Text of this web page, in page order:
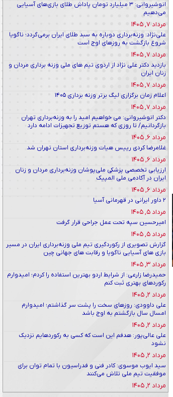
انوشیروانی: ۳ میلیارد تومان پاداش طلای بازی‌های آسیایی
می‌دهیم
مرداد ۷, ۱۴۰۵
علی‌نژاد: وزنه‌برداری دوباره به سبد طلای ایران برمی‌گردد؛ ناگویا
شروع بازگشت به روزهای اوج است
مرداد ۷, ۱۴۰۵
بازدید دکتر علی نژاد از اردوی تیم های ملی وزنه برداری مردان و
زنان ایران
مرداد ۷, ۱۴۰۵
اعلام زمان برگزاری لیگ برتر وزنه برداری ۱۴۰۵
مرداد ۷, ۱۴۰۵
دکتر انوشیروانی: می خواهیم امید را به وزنه‌برداری تهران
بازگردانیم/ تا روزی که هستم توزیع تجهیزات ادامه دارد
مرداد ۶, ۱۴۰۵
غلامرضا کردی رییس هیات وزنه‌برداری استان تهران شد
مرداد ۶, ۱۴۰۵
ارزیابی تخصصی پزشکی ملی‌پوشان وزنه‌برداری مردان و زنان
ایران در آکادمی ملی المپیک
مرداد ۶, ۱۴۰۵
۲ داور ایرانی در قهرمانی آسیا
مرداد ۵, ۱۴۰۵
امیرحسین سپه تحت عمل جراحی قرار گرفت
مرداد ۵, ۱۴۰۵
گزارش تصویری از رکوردگیری تیم ملی وزنه‌برداری ایران در مسیر
بازی های آسیایی ناگویا و رقابت های جهانی چین
مرداد ۳, ۱۴۰۵
حمیدرضا زارعی: از شرایط اردو بهترین استفاده را کردم؛ امیدوارم
رکوردهای بهتری ثبت کنم
مرداد ۲, ۱۴۰۵
علی داوودی: روزهای سخت را پشت سر گذاشتم؛ امیدوارم
امسال سال بازگشتم به اوج باشد
مرداد ۲, ۱۴۰۵
علی عالی‌پور: هدفم این است که کسی به رکوردهایم نزدیک
نشود
مرداد ۲, ۱۴۰۵
سید ایوب موسوی: کادر فنی و فدراسیون با تمام توان برای
موفقیت تیم ملی تلاش می‌کنند
مرداد ۲, ۱۴۰۵